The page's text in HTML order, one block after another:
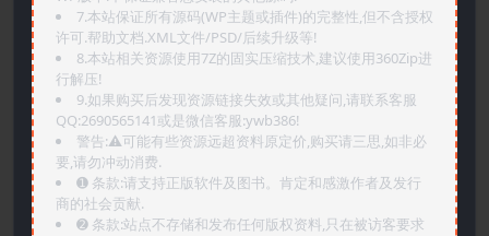
7.本站保证所有源码(WP主题或插件)的完整性,但不含授权
许可.帮助文档.XML文件/PSD/后续升级等!
8.本站相关资源使用7Z的固实压缩技术,建议使用360Zip进
行解压!
9.如果购买后发现资源链接失效或其他疑问,请联系客服
QQ:2690565141或是微信客服:ywb386!
警告:⚠️可能有些资源远超资料原定价,购买请三思,如非必
要,请勿冲动消费.
➊️ 条款:请支持正版软件及图书。肯定和感激作者及发行
商的社会贡献.
➋️ 条款:站点不存储和发布任何版权资料,只在被访客要求